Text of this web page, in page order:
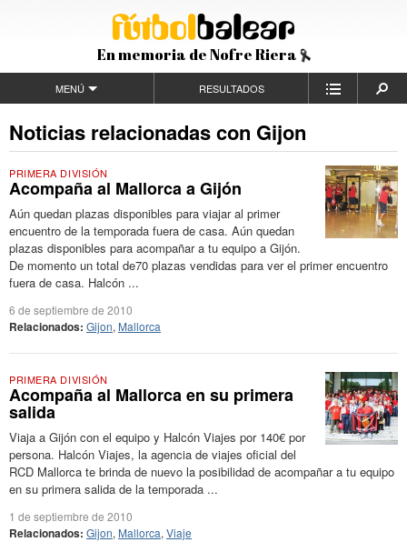
En memoria de Nofre Riera
MENÚ RESULTADOS
Noticias relacionadas con Gijon
PRIMERA DIVISIÓN
Acompaña al Mallorca a Gijón
Aún quedan plazas disponibles para viajar al primer
encuentro de la temporada fuera de casa. Aún quedan
plazas disponibles para acompañar a tu equipo a Gijón.
De momento un total de70 plazas vendidas para ver el primer encuentro
fuera de casa. Halcón ...
6 de septiembre de 2010
Relacionados: Gijon, Mallorca
PRIMERA DIVISIÓN
Acompaña al Mallorca en su primera
salida
Viaja a Gijón con el equipo y Halcón Viajes por 140€ por
persona. Halcón Viajes, la agencia de viajes oficial del
RCD Mallorca te brinda de nuevo la posibilidad de acompañar a tu equipo
en su primera salida de la temporada ...
1 de septiembre de 2010
Relacionados: Gijon, Mallorca, Viaje